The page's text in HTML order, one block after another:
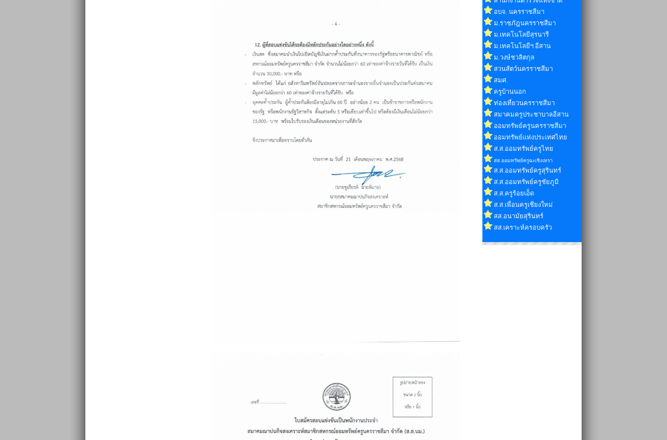
อบจ. นครราชสีมา
ม.ราชภัฎนครราชสีมา
ม.เทคโนโลยีสุรนารี
ม.เทคโนโลยีฯ อีสาน
ม.วงษ์ชวลิตกุล
สวนสัตว์นครราชสีมา
สมศ.
ครูบ้านนอก
ท่องเที่ยวนครราชสีมา
สมาคมครูประชาบาลอีสาน
ออมทรัพย์ครูนครราชสีมา
ออมทรัพย์แห่งประเทศไทย
ส.ส.ออมทรัพย์ครูไทย
สส.ออมทรัพย์ครูฉะเชิงเทรา
ส.ส.ออมทรัพย์ครูสุรินทร์
ส.ส.ออมทรัพย์ครูชัยภูมิ
ส.ส.ครูร้อยเอ็ด
ส.ส.เพื่อนครูเชียงใหม่
สส.อนามัยสุรินทร์
สส.เคราะห์ครอบครัว